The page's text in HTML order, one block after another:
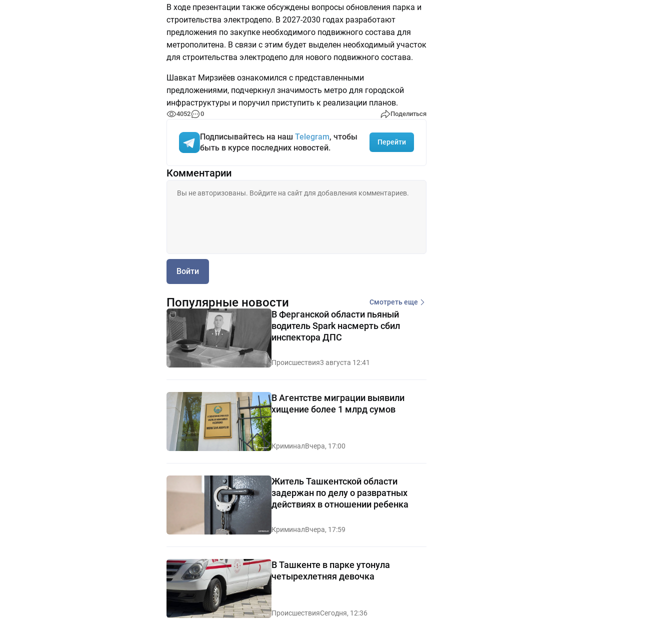
В ходе презентации также обсуждены вопросы обновления парка и
строительства электродепо. В 2027-2030 годах разработают
предложения по закупке необходимого подвижного состава для
метрополитена. В связи с этим будет выделен необходимый участок
для строительства электродепо для нового подвижного состава.
Шавкат Мирзиёев ознакомился с представленными
предложениями, подчеркнул значимость метро для городской
инфраструктуры и поручил приступить к реализации планов.
4052 0 Поделиться
Подписывайтесь на наш Telegram, чтобы
быть в курсе последних новостей.
Перейти
Комментарии
Войти
Популярные новости Смотреть еще
В Ферганской области пьяный
водитель Spark насмерть сбил
инспектора ДПС
Происшествия3 августа 12:41
В Агентстве миграции выявили
хищение более 1 млрд сумов
КриминалВчера, 17:00
Житель Ташкентской области
задержан по делу о развратных
действиях в отношении ребенка
КриминалВчера, 17:59
В Ташкенте в парке утонула
четырехлетняя девочка
ПроисшествияСегодня, 12:36